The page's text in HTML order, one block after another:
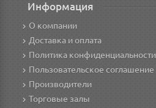
Информация
О компании
Доставка и оплата
Политика конфиденциальности
Пользовательское соглашение
Производители
Торговые залы